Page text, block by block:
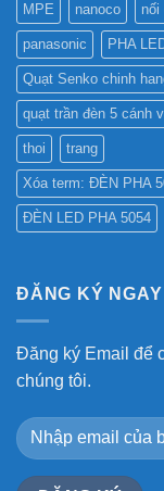
MPE nanoco nối
panasonic PHA
Quạt Senko chinh
quạt trần đèn 5 cánh
thoi trang
Xóa term: ĐÈN PHA
ĐÈN LED PHA 5054
ĐĂNG KÝ NGAY
Đăng ký Email để
chúng tôi.